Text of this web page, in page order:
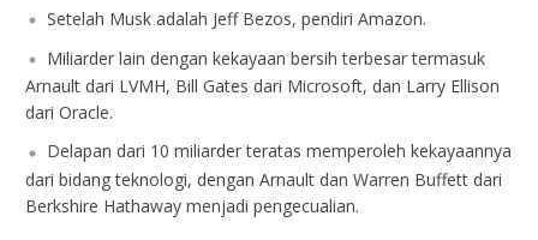
Setelah Musk adalah Jeff Bezos, pendiri Amazon.
Miliarder lain dengan kekayaan bersih terbesar termasuk
Arnault dari LVMH, Bill Gates dari Microsoft, dan Larry Ellison
dari Oracle.
Delapan dari 10 miliarder teratas memperoleh kekayaannya
dari bidang teknologi, dengan Arnault dan Warren Buffett dari
Berkshire Hathaway menjadi pengecualian.